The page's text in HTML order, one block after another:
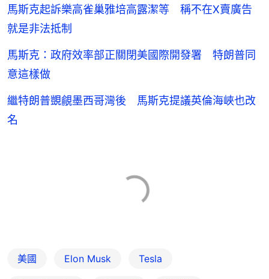
馬斯克起訴樂高雀巢雅培高露潔等 稱不在X賣廣告
就是非法抵制
馬斯克：政府效率部正關閉美國際開發署 特朗普同
意這樣做
繼特朗普覬覦墨西哥灣後 馬斯克提議英倫海峽也改
名
美國 Elon Musk Tesla